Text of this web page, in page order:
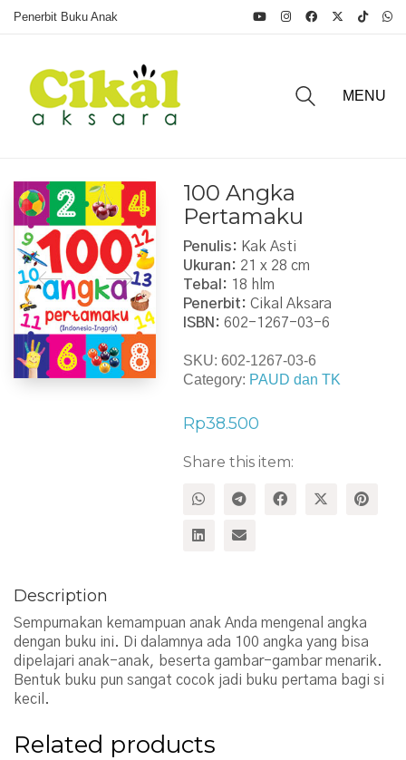
Penerbit Buku Anak
MENU
100 Angka
Pertamaku
Penulis: Kak Asti
Ukuran: 21 x 28 cm
Tebal: 18 hlm
Penerbit: Cikal Aksara
ISBN: 602-1267-03-6
SKU: 602-1267-03-6
Category: PAUD dan TK
Rp38.500
Share this item:
Description
Sempurnakan kemampuan anak Anda mengenal angka
dengan buku ini. Di dalamnya ada 100 angka yang bisa
dipelajari anak-anak, beserta gambar-gambar menarik.
Bentuk buku pun sangat cocok jadi buku pertama bagi si
kecil.
Related products